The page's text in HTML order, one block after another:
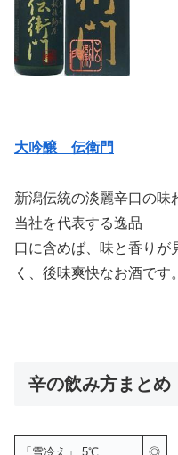
大吟醸 伝衛門
新潟伝統の淡麗辛口の味
当社を代表する逸品
口に含めば、味と香りが
く、後味爽快なお酒です。
辛の飲み方まとめ
「雪冷え」 5℃ ◎